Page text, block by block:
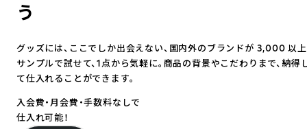
う
グッズには、ここでしか出会えない、国内外のブランドが 3,000 以上
サンプルで試せて、1点から気軽に。商品の背景やこだわりまで、納得
て仕入れることができます。
入会費・月会費・手数料なしで
仕入れ可能！